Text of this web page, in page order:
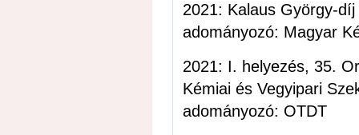
2021: Kalaus György-díj
adományozó: Magyar
2021: I. helyezés, 35.
Kémiai és Vegyipari
adományozó: OTDT